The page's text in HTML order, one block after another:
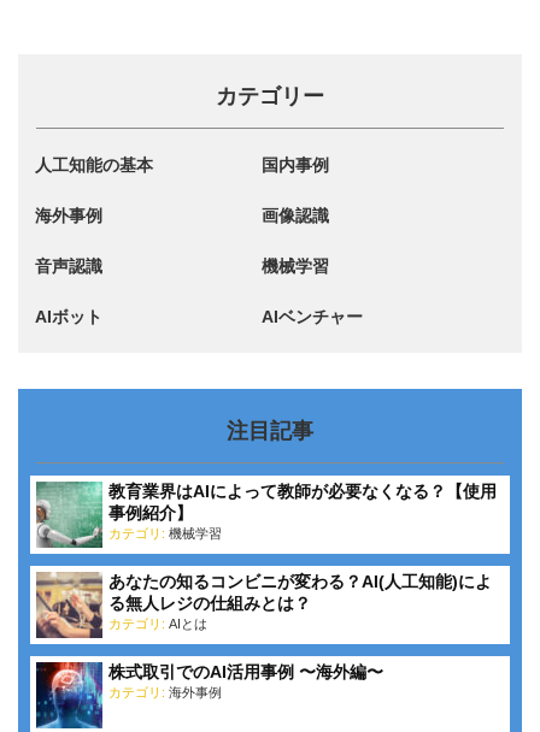
カテゴリー
人工知能の基本 国内事例
海外事例 画像認識
音声認識 機械学習
AIボット AIベンチャー
注目記事
教育業界はAIによって教師が必要なくなる？【使用
事例紹介】
カテゴリ: 機械学習
あなたの知るコンビニが変わる？AI(人工知能)によ
る無人レジの仕組みとは？
カテゴリ: AIとは
株式取引でのAI活用事例 〜海外編〜
カテゴリ: 海外事例